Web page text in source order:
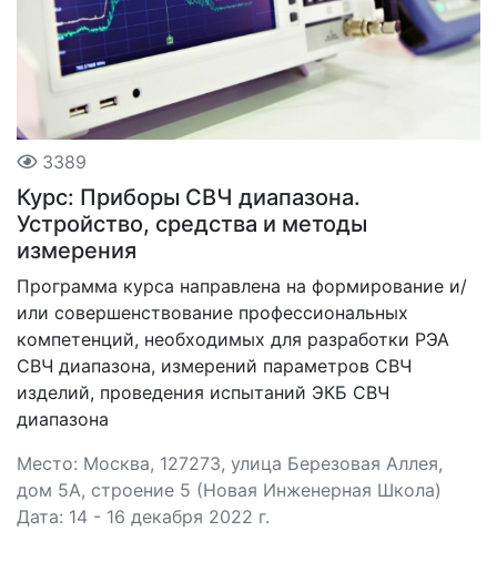
3389
Курс: Приборы СВЧ диапазона.
Устройство, средства и методы
измерения
Программа курса направлена на формирование и/
или совершенствование профессиональных
компетенций, необходимых для разработки РЭА
СВЧ диапазона, измерений параметров СВЧ
изделий, проведения испытаний ЭКБ СВЧ
диапазона
Место: Москва, 127273, улица Березовая Аллея,
дом 5А, строение 5 (Новая Инженерная Школа)
Дата: 14 - 16 декабря 2022 г.